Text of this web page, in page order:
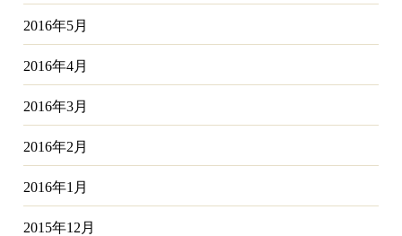
2016年5月
2016年4月
2016年3月
2016年2月
2016年1月
2015年12月